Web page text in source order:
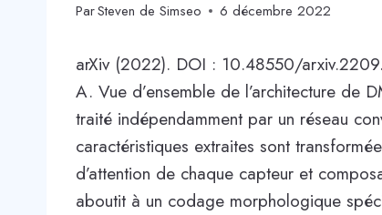
ParSteven de Simseo 6 décembre 2022
arXiv (2022). DOI : 10.48550/
A. Vue d’ensemble de l’architecture de
traité indépendamment par un réseau
caractéristiques extraites sont
d’attention de chaque capteur et
aboutit à un codage morphologique